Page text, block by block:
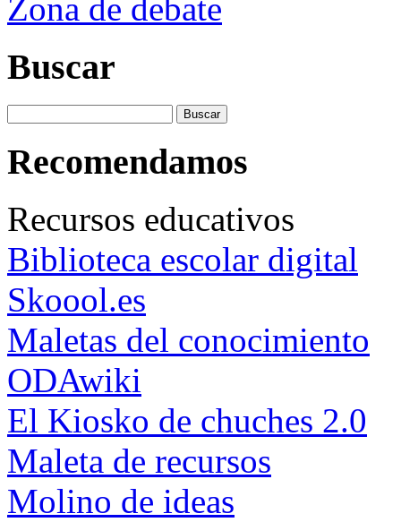
Zona de debate
Buscar
Recomendamos
Recursos educativos
Biblioteca escolar digital
Skoool.es
Maletas del conocimiento
ODAwiki
El Kiosko de chuches 2.0
Maleta de recursos
Molino de ideas